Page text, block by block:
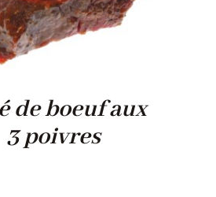
de boeuf aux
3 poivres